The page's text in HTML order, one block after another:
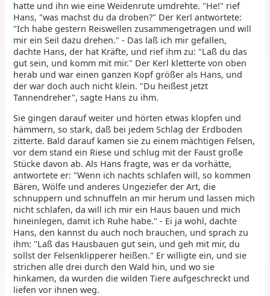
hatte und ihn wie eine Weidenrute umdrehte. "He!" rief
Hans, "was machst du da droben?" Der Kerl antwortete:
"Ich habe gestern Reiswellen zusammengetragen und will
mir ein Seil dazu drehen." - Das laß ich mir gefallen,
dachte Hans, der hat Kräfte, und rief ihm zu: "Laß du das
gut sein, und komm mit mir." Der Kerl kletterte von oben
herab und war einen ganzen Kopf größer als Hans, und
der war doch auch nicht klein. "Du heißest jetzt
Tannendreher", sagte Hans zu ihm.
Sie gingen darauf weiter und hörten etwas klopfen und
hämmern, so stark, daß bei jedem Schlag der Erdboden
zitterte. Bald darauf kamen sie zu einem mächtigen Felsen,
vor dem stand ein Riese und schlug mit der Faust große
Stücke davon ab. Als Hans fragte, was er da vorhätte,
antwortete er: "Wenn ich nachts schlafen will, so kommen
Bären, Wölfe und anderes Ungeziefer der Art, die
schnuppern und schnuffeln an mir herum und lassen mich
nicht schlafen, da will ich mir ein Haus bauen und mich
hineinlegen, damit ich Ruhe habe." - Ei ja wohl, dachte
Hans, den kannst du auch noch brauchen, und sprach zu
ihm: "Laß das Hausbauen gut sein, und geh mit mir, du
sollst der Felsenklipperer heißen." Er willigte ein, und sie
strichen alle drei durch den Wald hin, und wo sie
hinkamen, da wurden die wilden Tiere aufgeschreckt und
liefen vor ihnen weg.